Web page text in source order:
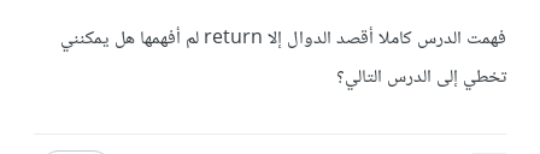
فهمت الدرس كاملا أقصد الدوال إلا return لم أفهمها هل يمكنني
تخطي إلى الدرس التالي؟